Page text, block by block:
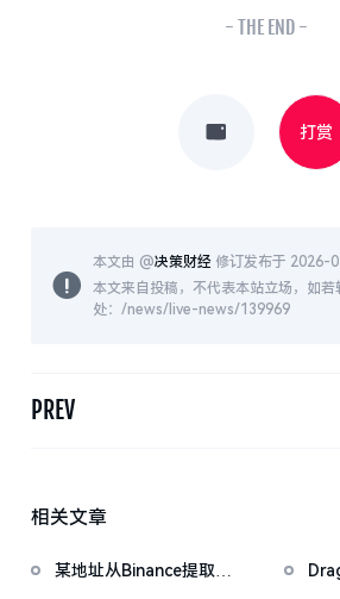
- THE END -
打赏
本文由 @决策财经 修订发布于 2026-
本文来自投稿，不代表本站立场，如若
处：/news/live-news/139969
PREV
相关文章
某地址从Binance提取